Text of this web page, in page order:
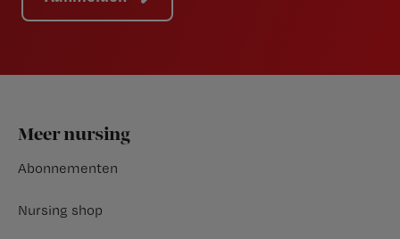
Footer
Meer nursing
Abonnementen
Nursing shop